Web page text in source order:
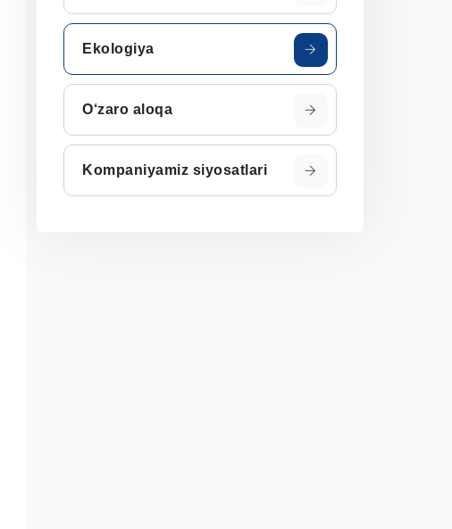
Ekologiya
O‘zaro aloqa
Kompaniyamiz siyosatlari